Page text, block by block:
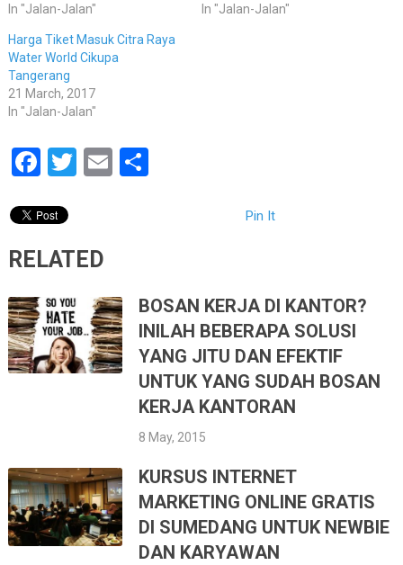
In "Jalan-Jalan"
In "Jalan-Jalan"
Harga Tiket Masuk Citra Raya
Water World Cikupa
Tangerang
21 March, 2017
In "Jalan-Jalan"
Facebook
Twitter
EmailShare
Pin It
RELATED
BOSAN KERJA DI KANTOR?
INILAH BEBERAPA SOLUSI
YANG JITU DAN EFEKTIF
UNTUK YANG SUDAH BOSAN
KERJA KANTORAN
8 May, 2015
KURSUS INTERNET
MARKETING ONLINE GRATIS
DI SUMEDANG UNTUK NEWBIE
DAN KARYAWAN